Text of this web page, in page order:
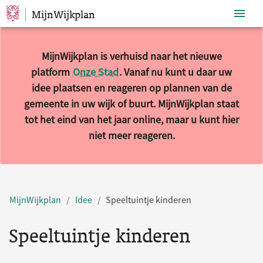
Sla navigatie over
MijnWijkplan
MijnWijkplan is verhuisd naar het nieuwe
platform Onze Stad. Vanaf nu kunt u daar uw
idee plaatsen en reageren op plannen van de
gemeente in uw wijk of buurt. MijnWijkplan staat
tot het eind van het jaar online, maar u kunt hier
niet meer reageren.
MijnWijkplan Idee Speeltuintje kinderen
Speeltuintje kinderen